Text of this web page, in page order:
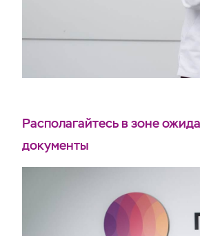
Располагайтесь в зоне
документы